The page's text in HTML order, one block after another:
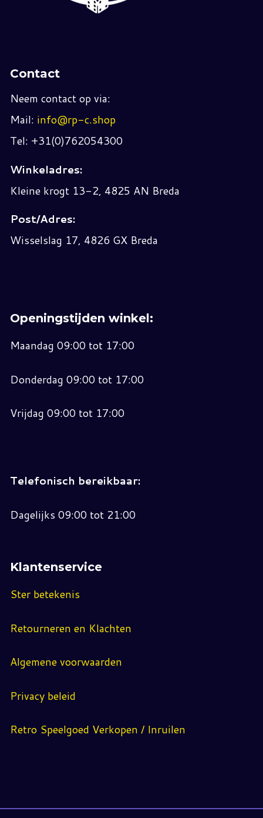
Contact
Neem contact op via:
Mail: info@rp-c.shop
Tel: +31(0)762054300
Winkeladres:
Kleine krogt 13-2, 4825 AN Breda
Post/Adres:
Wisselslag 17, 4826 GX Breda
Openingstijden winkel:
Maandag 09:00 tot 17:00
Donderdag 09:00 tot 17:00
Vrijdag 09:00 tot 17:00
Telefonisch bereikbaar:
Dagelijks 09:00 tot 21:00
Klantenservice
Ster betekenis
Retourneren en Klachten
Algemene voorwaarden
Privacy beleid
Retro Speelgoed Verkopen / Inruilen